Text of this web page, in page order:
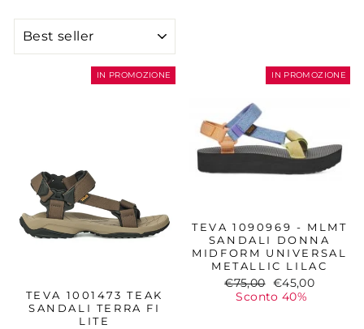
IN PROMOZIONE
TEVA 1001473 TEAK
SANDALI TERRA FI
LITE
IN PROMOZIONE
TEVA 1090969 - MLMT
SANDALI DONNA
MIDFORM UNIVERSAL
METALLIC LILAC
Prezzo
€75,00 Prezzo
scontato
€45,00
Sconto 40%